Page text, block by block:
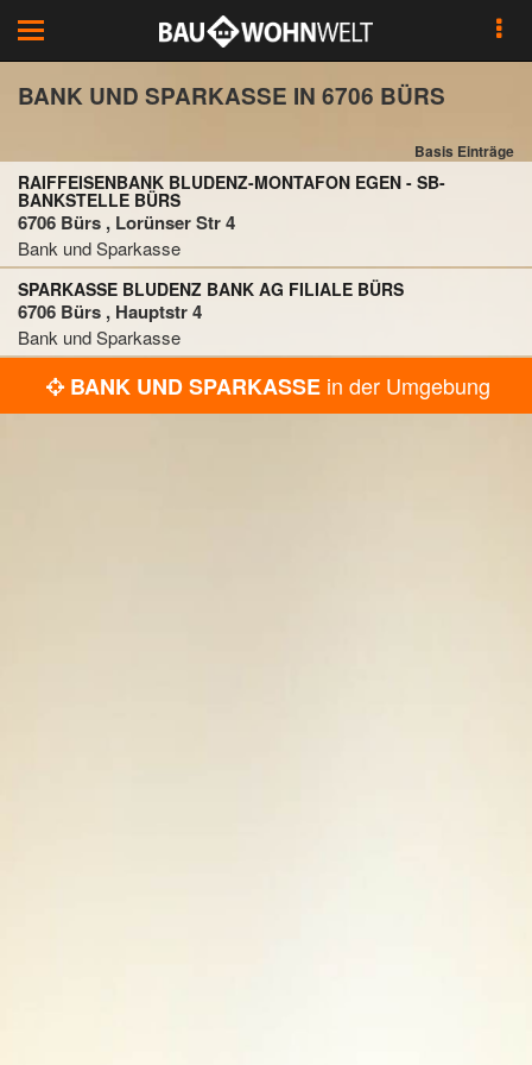
Toggle
navigation
BANK UND SPARKASSE IN 6706 BÜRS
Basis Einträge
RAIFFEISENBANK BLUDENZ-MONTAFON EGEN - SB-
BANKSTELLE BÜRS
6706 Bürs , Lorünser Str 4
Bank und Sparkasse
SPARKASSE BLUDENZ BANK AG FILIALE BÜRS
6706 Bürs , Hauptstr 4
Bank und Sparkasse
BANK UND SPARKASSE in der Umgebung